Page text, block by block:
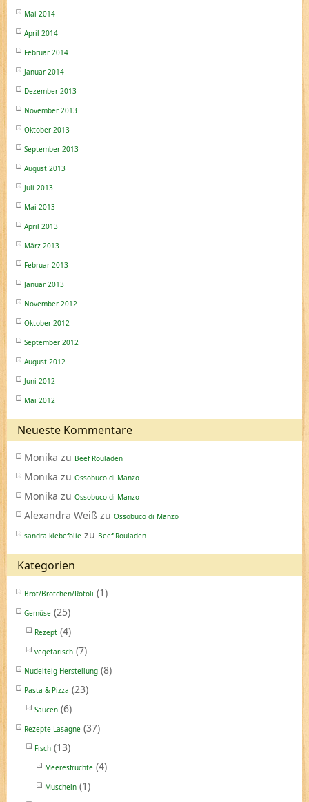
Mai 2014
April 2014
Februar 2014
Januar 2014
Dezember 2013
November 2013
Oktober 2013
September 2013
August 2013
Juli 2013
Mai 2013
April 2013
März 2013
Februar 2013
Januar 2013
November 2012
Oktober 2012
September 2012
August 2012
Juni 2012
Mai 2012
Neueste Kommentare
Monika zu Beef Rouladen
Monika zu Ossobuco di Manzo
Monika zu Ossobuco di Manzo
Alexandra Weiß zu Ossobuco di Manzo
sandra klebefolie zu Beef Rouladen
Kategorien
Brot/Brötchen/Rotoli (1)
Gemüse (25)
Rezept (4)
vegetarisch (7)
Nudelteig Herstellung (8)
Pasta & Pizza (23)
Saucen (6)
Rezepte Lasagne (37)
Fisch (13)
Meeresfrüchte (4)
Muscheln (1)